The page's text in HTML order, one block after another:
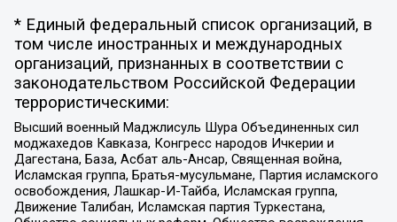
* Единый федеральный список организаций, в
том числе иностранных и международных
организаций, признанных в соответствии с
законодательством Российской Федерации
террористическими:
Высший военный Маджлисуль Шура Объединенных сил
моджахедов Кавказа, Конгресс народов Ичкерии и
Дагестана, База, Асбат аль-Ансар, Священная война,
Исламская группа, Братья-мусульмане, Партия исламского
освобождения, Лашкар-И-Тайба, Исламская группа,
Движение Талибан, Исламская партия Туркестана,